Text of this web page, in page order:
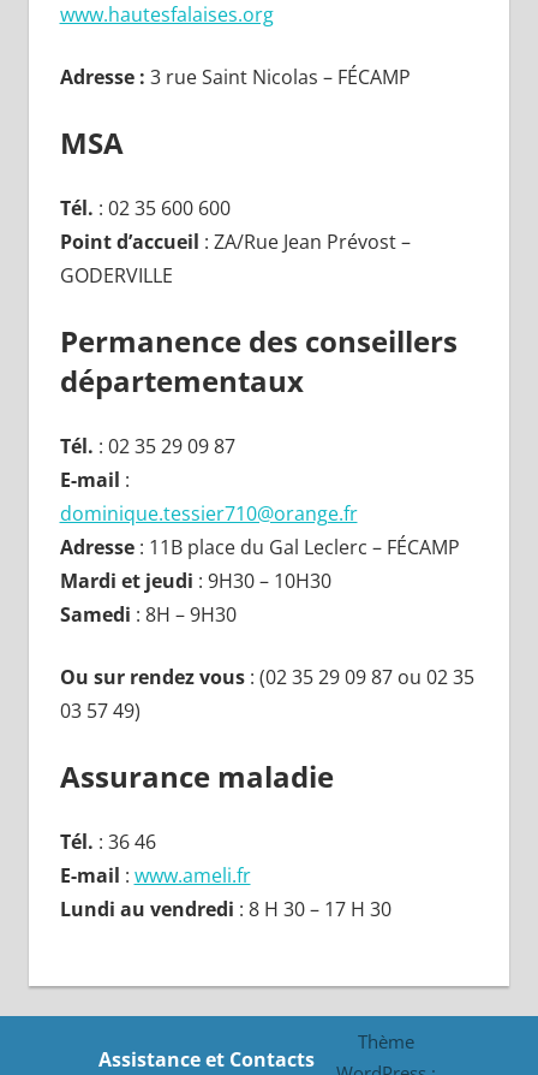
www.hautesfalaises.org
Adresse : 3 rue Saint Nicolas – FÉCAMP
MSA
Tél. : 02 35 600 600
Point d’accueil : ZA/Rue Jean Prévost –
GODERVILLE
Permanence des conseillers
départementaux
Tél. : 02 35 29 09 87
E-mail :
dominique.tessier710@orange.fr
Adresse: 11B place du Gal Leclerc – FÉCAMP
Mardi et jeudi : 9H30 – 10H30
Samedi : 8H – 9H30
Ou sur rendez vous: (02 35 29 09 87 ou 02 35
03 57 49)
Assurance maladie
Tél. : 36 46
E-mail : www.ameli.fr
Lundi au vendredi : 8 H 30 – 17 H 30
Assistance et Contacts
Thème